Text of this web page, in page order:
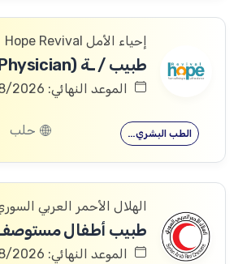
إحياء الأمل Hope Revival
طبيب / ـة (Physician)
الموعد النهائي: 10/08/2026
الطب البشري… حلب
الهلال الأحمر العربي
طبيب أطفال
الموعد النهائي: 10/08/2026